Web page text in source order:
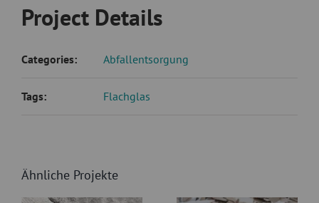
Project Details
Categories: Abfallentsorgung
Tags: Flachglas
Ähnliche Projekte